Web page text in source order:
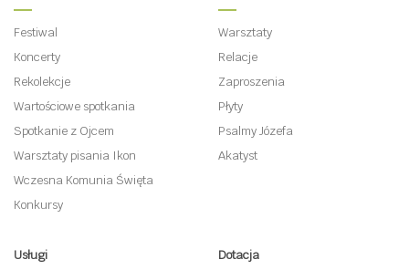
Festiwal
Koncerty
Rekolekcje
Wartościowe spotkania
Spotkanie z Ojcem
Warsztaty pisania Ikon
Wczesna Komunia Święta
Konkursy
Warsztaty
Relacje
Zaproszenia
Płyty
Psalmy Józefa
Akatyst
Usługi Dotacja